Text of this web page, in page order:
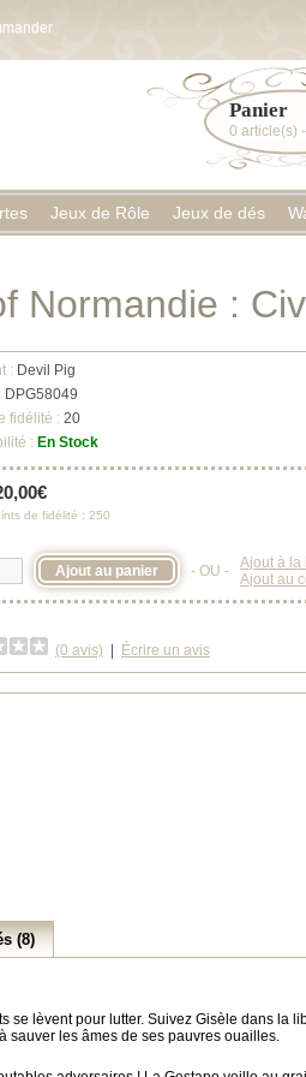
Panier
0 article(s)
Jeux de Rôle Jeux de dés
Normandie :
: Devil Pig
DPG58049
fidélité : 20
: En Stock
de fidélité : 250
- OU -
Ajout à la
Ajout au
(0 avis) Écrire un avis
(8)
se lèvent pour lutter. Suivez Gisèle dans la
sauver les âmes de ses pauvres ouailles.